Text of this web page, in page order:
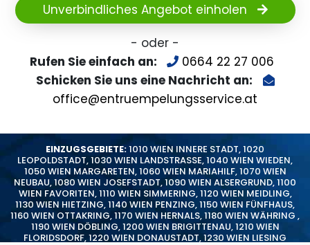
Unverbindliches Angebot einholen
- oder -
Rufen Sie einfach an:
0664 22 27 006
Schicken Sie uns eine Nachricht an:
office@entruempelungsservice.at
EINZUGSGEBIETE:1010 WIEN INNERE STADT,1020
LEOPOLDSTADT,1030 WIEN LANDSTRASSE,1040 WIEN WIEDEN,
1050 WIEN MARGARETEN,1060 WIEN MARIAHILF,1070 WIEN
NEUBAU,1080 WIEN JOSEFSTADT,1090 WIEN ALSERGRUND,1100
WIEN FAVORITEN,1110 WIEN SIMMERING,1120 WIEN MEIDLING,
1130 WIEN HIETZING,1140 WIEN PENZING,1150 WIEN FÜNFHAUS,
1160 WIEN OTTAKRING,1170 WIEN HERNALS,1180 WIEN WÄHRING ,
1190 WIEN DÖBLING,1200 WIEN BRIGITTENAU,1210 WIEN
FLORIDSDORF,1220 WIEN DONAUSTADT,1230 WIEN LIESING